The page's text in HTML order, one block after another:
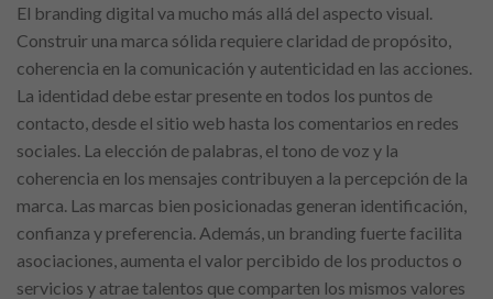
El branding digital va mucho más allá del aspecto visual.
Construir una marca sólida requiere claridad de propósito,
coherencia en la comunicación y autenticidad en las acciones.
La identidad debe estar presente en todos los puntos de
contacto, desde el sitio web hasta los comentarios en redes
sociales. La elección de palabras, el tono de voz y la
coherencia en los mensajes contribuyen a la percepción de la
marca. Las marcas bien posicionadas generan identificación,
confianza y preferencia. Además, un branding fuerte facilita
asociaciones, aumenta el valor percibido de los productos o
servicios y atrae talentos que comparten los mismos valores